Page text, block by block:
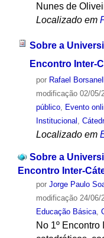
Nunes de
Localizado em
Sobre a
Encontro Inter-
por Rafael
modificação02/05/
público, Evento
Institucional
Localizado em
Sobre a
Encontro Inter-
por Jorge Paulo
modificação24/06/
Educação Básica,
No 1º Encontro